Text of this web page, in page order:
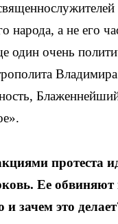
народа, а не его
один очень
Владимира
протеста
Ее обвиняют
зачем это